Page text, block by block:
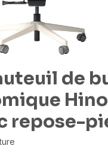
de
repose-